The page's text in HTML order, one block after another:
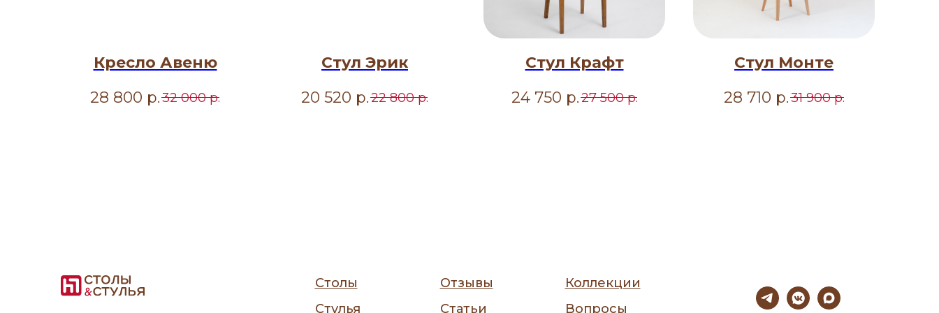
Кресло Авеню
28 800 р.32 000 р.
Стул Эрик
20 520 р.22 800 р.
Стул Крафт
24 750 р.27 500 р.
Стул Монте
28 710 р.31 900 р.
Столы
Стулья
Отзывы
Статьи
Коллекции
Вопросы